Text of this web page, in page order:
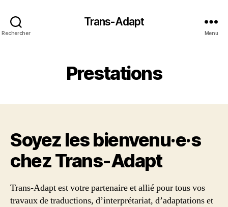
Rechercher
Trans-Adapt
Menu
Prestations
Soyez les bienvenu·e·s
chez Trans‑Adapt
Trans-Adapt est votre partenaire et allié pour tous vos
travaux de traductions, d’interprétariat, d’adaptations et